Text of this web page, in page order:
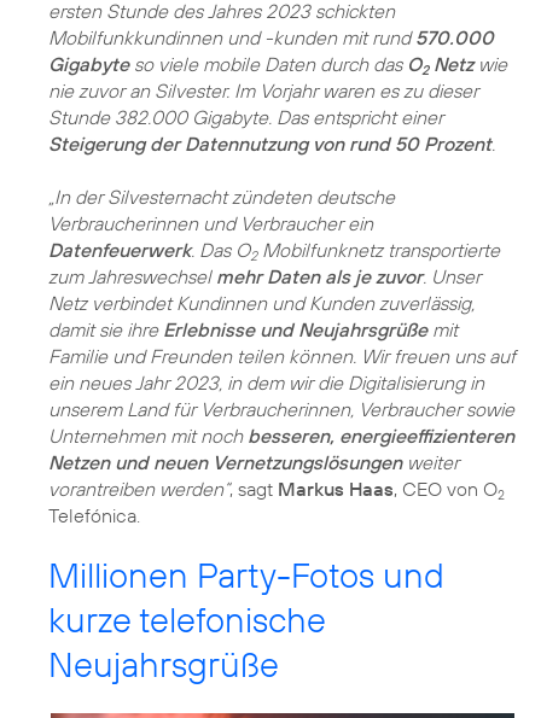
ersten Stunde des Jahres 2023 schickten
Mobilfunkkundinnen und -kunden mit rund570.000
Gigabyteso viele mobile Daten durch das O2Netzwie
nie zuvor an Silvester. Im Vorjahr waren es zu dieser
Stunde 382.000 Gigabyte. Das entspricht einer
Steigerung der Datennutzung von rund 50 Prozent.
„In der Silvesternacht zündeten deutsche
Verbraucherinnen und Verbraucher ein
Datenfeuerwerk. Das O2Mobilfunknetz transportierte
zum Jahreswechsel mehr Daten als je zuvor. Unser
Netz verbindet Kundinnen und Kunden zuverlässig,
damit sie ihre Erlebnisse und Neujahrsgrüßemit
Familie und Freunden teilen können. Wir freuen uns auf
ein neues Jahr 2023, in dem wir die Digitalisierung in
unserem Land für Verbraucherinnen, Verbraucher sowie
Unternehmen mit noch besseren, energieeffizienteren
Netzen und neuen Vernetzungslösungenweiter
vorantreiben werden“, sagt Markus Haas, CEO von O2
Telefónica.
Millionen Party-Fotos und
kurze telefonische
Neujahrsgrüße